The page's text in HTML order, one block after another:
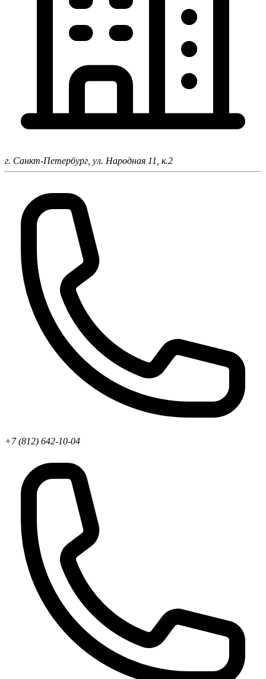
г. Санкт-Петербург, ул. Народная 11, к.2
+7 (812) 642-10-04